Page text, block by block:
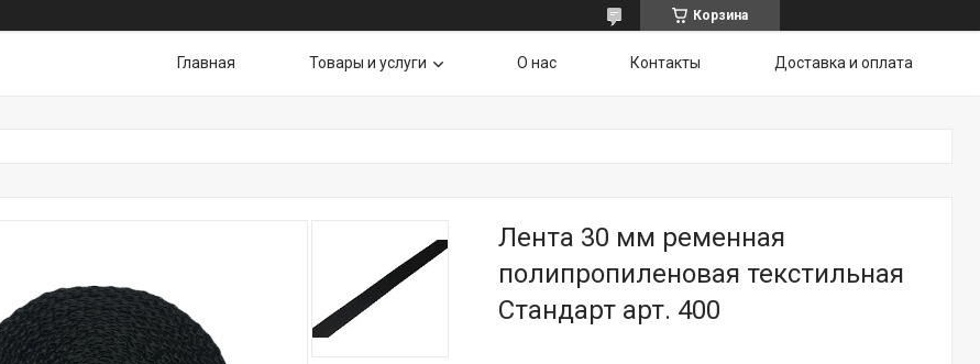
Корзина
Главная Товары и услуги О нас Контакты Доставка и оплата
Лента 30 мм ременная
полипропиленовая текстильная
Стандарт арт. 400